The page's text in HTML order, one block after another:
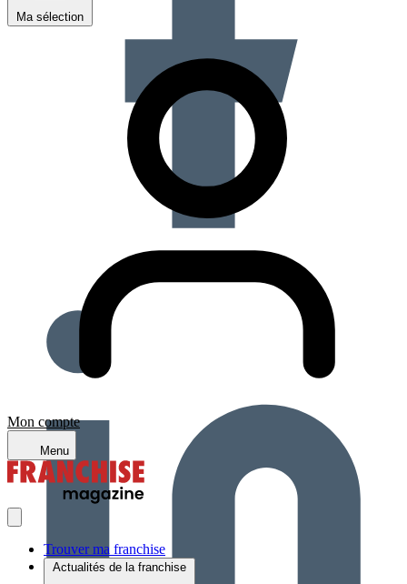
Ma sélection
Mon compte
Menu
Trouver ma franchise
Actualités de la franchise